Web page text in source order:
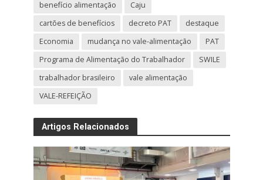
benefício alimentação
Caju
cartões de benefícios
decreto PAT
destaque
Economia
mudança no vale-alimentação
PAT
Programa de Alimentação do Trabalhador
SWILE
trabalhador brasileiro
vale alimentação
VALE-REFEIÇÃO
Artigos Relacionados